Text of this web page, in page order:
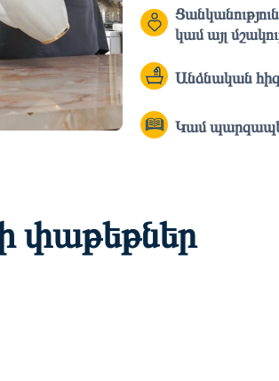
կամ այլ
Անձնական
Կամ
փաթեթներ